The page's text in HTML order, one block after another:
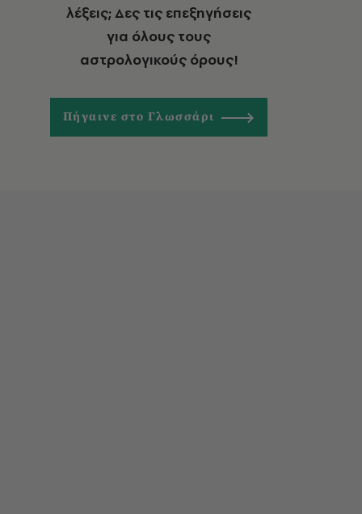
λέξεις; Δες τις επεξηγήσεις
για όλους τους
αστρολογικούς όρους!
Πήγαινε στο Γλωσσάρι